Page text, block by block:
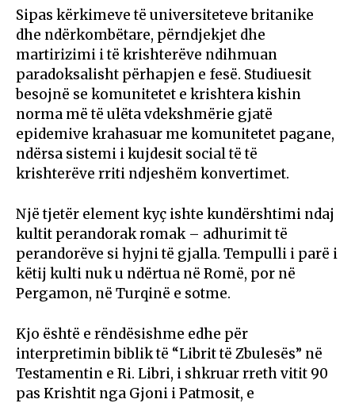
Sipas kërkimeve të universiteteve britanike
dhe ndërkombëtare, përndjekjet dhe
martirizimi i të krishterëve ndihmuan
paradoksalisht përhapjen e fesë. Studiuesit
besojnë se komunitetet e krishtera kishin
norma më të ulëta vdekshmërie gjatë
epidemive krahasuar me komunitetet pagane,
ndërsa sistemi i kujdesit social të të
krishterëve rriti ndjeshëm konvertimet.
Një tjetër element kyç ishte kundërshtimi ndaj
kultit perandorak romak – adhurimit të
perandorëve si hyjni të gjalla. Tempulli i parë i
këtij kulti nuk u ndërtua në Romë, por në
Pergamon, në Turqinë e sotme.
Kjo është e rëndësishme edhe për
interpretimin biblik të “Librit të Zbulesës” në
Testamentin e Ri. Libri, i shkruar rreth vitit 90
pas Krishtit nga Gjoni i Patmosit, e